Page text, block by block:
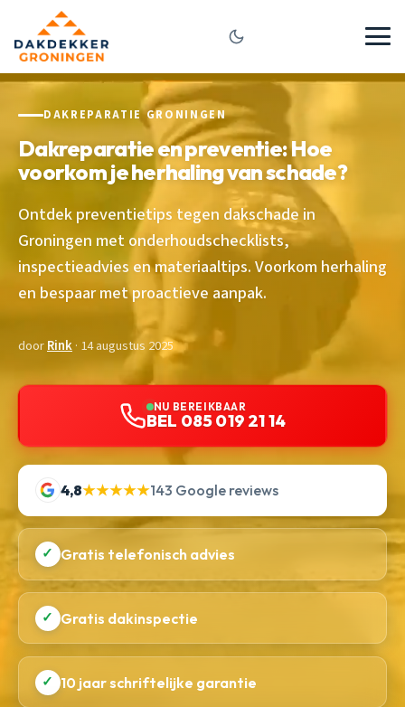
DAKREPARATIE GRONINGEN
Dakreparatie en preventie: Hoe
voorkom je herhaling van schade?
Ontdek preventietips tegen dakschade in
Groningen met onderhoudschecklists,
inspectieadvies en materiaaltips. Voorkom herhaling
en bespaar met proactieve aanpak.
doorRink· 14 augustus 2025
NU BEREIKBAAR
BEL 085 019 21 14
4,8★★★★★143 Google reviews
✓ Gratis telefonisch advies
✓ Gratis dakinspectie
✓ 10 jaar schriftelijke garantie